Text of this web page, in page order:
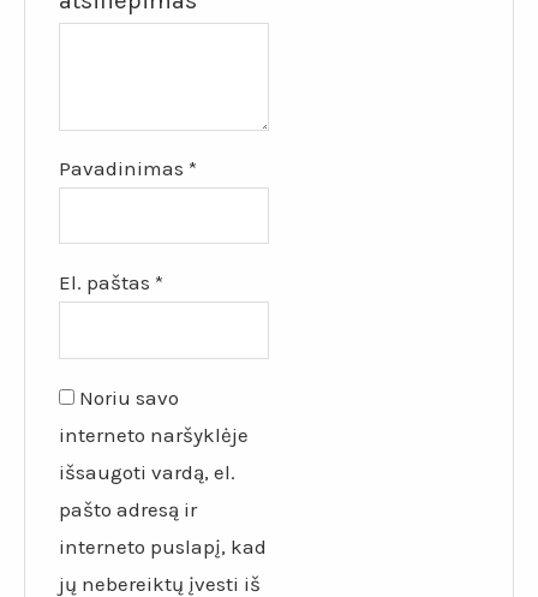
Pavadinimas*
El. paštas*
Noriu savo
interneto naršyklėje
išsaugoti vardą, el.
pašto adresą ir
interneto puslapį, kad
jų nebereiktų įvesti iš